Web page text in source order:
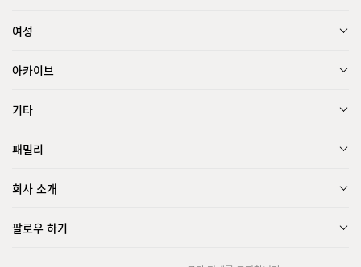
여성
아카이브
기타
패밀리
회사 소개
팔로우 하기